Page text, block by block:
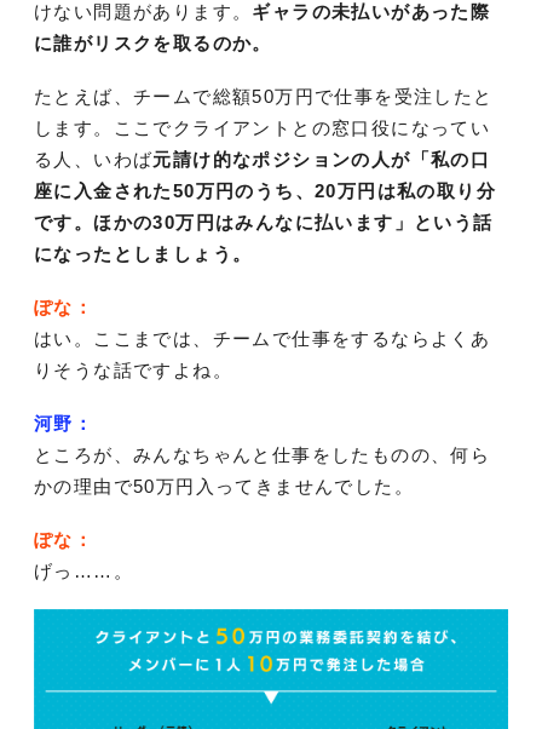
けない問題があります。 ギャラの未払いがあった際
に誰がリスクを取るのか。
たとえば、チームで総額50万円で仕事を受注したと
します。ここでクライアントとの窓口役になってい
る人、いわば元請け的なポジションの人が「私の口
座に入金された50万円のうち、20万円は私の取り分
です。ほかの30万円はみんなに払います」という話
になったとしましょう。
ぽな：
はい。ここまでは、チームで仕事をするならよくあ
りそうな話ですよね。
河野：
ところが、みんなちゃんと仕事をしたものの、何ら
かの理由で50万円入ってきませんでした。
ぽな：
げっ……。